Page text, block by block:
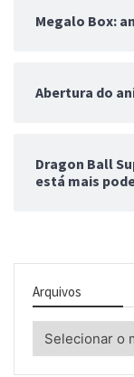
Megalo Box:
Abertura do
Dragon Ball
está mais
Arquivos